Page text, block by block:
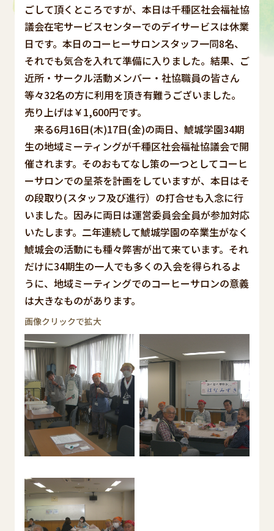
ごして頂くところですが、本日は千種区社会福祉協
議会在宅サービスセンターでのデイサービスは休業
日です。本日のコーヒーサロンスタッフ一同8名、
それでも気合を入れて準備に入りました。結果、ご
近所・サークル活動メンバー・社協職員の皆さん
等々32名の方に利用を頂き有難うございました。
売り上げは￥1,600円です。
来る6月16日(木)17日(金)の両日、鯱城学園34期
生の地域ミーティングが千種区社会福祉協議会で開
催されます。そのおもてなし策の一つとしてコーヒ
ーサロンでの呈茶を計画をしていますが、本日はそ
の段取り(スタッフ及び進行）の打合せも入念に行
いました。因みに両日は運営委員会全員が参加対応
いたします。二年連続して鯱城学園の卒業生がなく
鯱城会の活動にも種々弊害が出て来ています。それ
だけに34期生の一人でも多くの入会を得られるよ
うに、地域ミーティングでのコーヒーサロンの意義
は大きなものがあります。
画像クリックで拡大